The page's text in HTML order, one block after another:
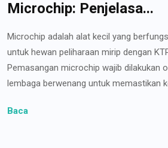
Microchip: Penjelasa...
Microchip adalah alat kecil yang
untuk hewan peliharaan mirip dengan
Pemasangan microchip wajib dilakukan
lembaga berwenang untuk memastikan
Baca